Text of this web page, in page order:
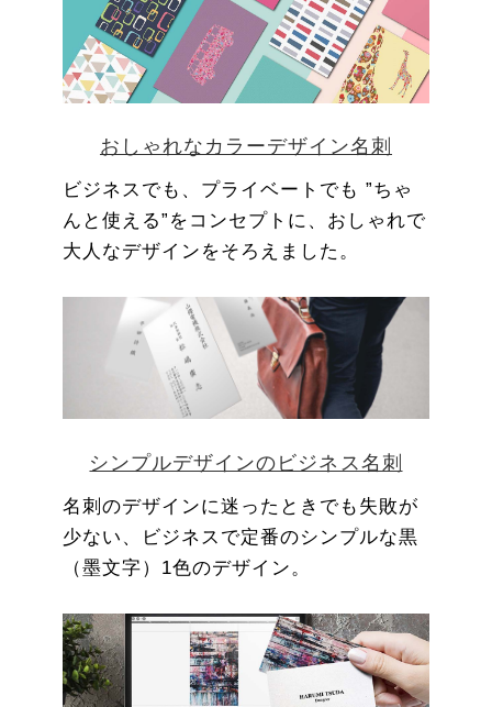
おしゃれなカラーデザイン名刺
ビジネスでも、プライベートでも ”ちゃ
んと使える”をコンセプトに、おしゃれで
大人なデザインをそろえました。
シンプルデザインのビジネス名刺
名刺のデザインに迷ったときでも失敗が
少ない、ビジネスで定番のシンプルな黒
（墨文字）1色のデザイン。